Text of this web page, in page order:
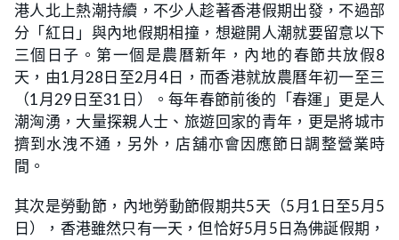
港人北上熱潮持續，不少人趁著香港假期出發，不過部
分「紅日」與內地假期相撞，想避開人潮就要留意以下
三個日子。第一個是農曆新年，內地的春節共放假8
天，由1月28日至2月4日，而香港就放農曆年初一至三
（1月29日至31日）。每年春節前後的「春運」更是人
潮洶湧，大量探親人士、旅遊回家的青年，更是將城市
擠到水洩不通，另外，店舖亦會因應節日調整營業時
間。
其次是勞動節，內地勞動節假期共5天（5月1日至5月5
日），香港雖然只有一天，但恰好5月5日為佛誕假期，